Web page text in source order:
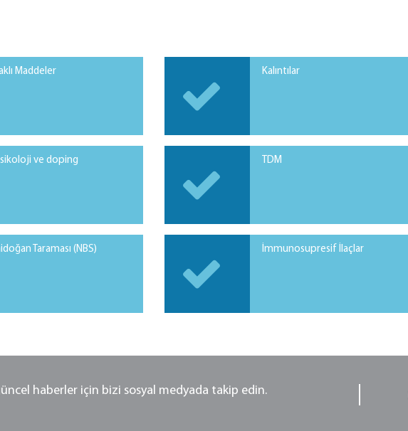
Maddeler Kalıntılar
ve doping TDM
Taraması (NBS) İmmunosupresif İlaçlar
haberler için bizi sosyal medyada takip edin.